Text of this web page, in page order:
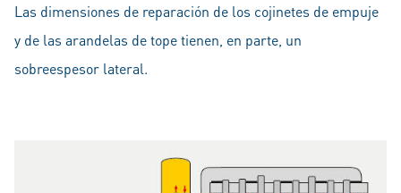
Las dimensiones de reparación de los cojinetes de empuje
y de las arandelas de tope tienen, en parte, un
sobreespesor lateral.